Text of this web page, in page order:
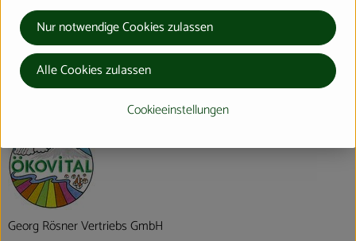
Herkunft
Hersteller: Ökovital
Georg Rösner Vertriebs GmbH
Cookieeinstellungen
Nur notwendige Cookies zulassen
Alle Cookies zulassen